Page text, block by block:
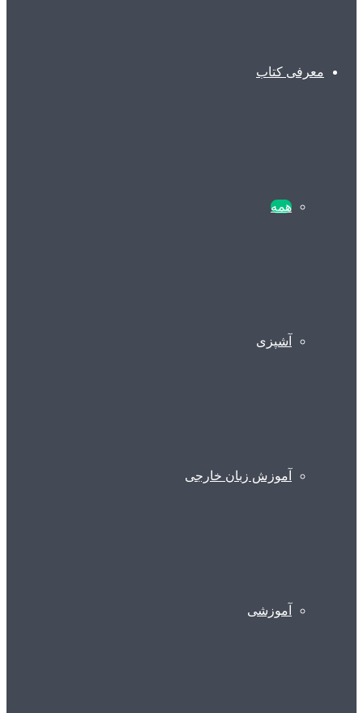
معرفی کتاب
همه
آشپزی
آموزش زبان خارجی
آموزشی